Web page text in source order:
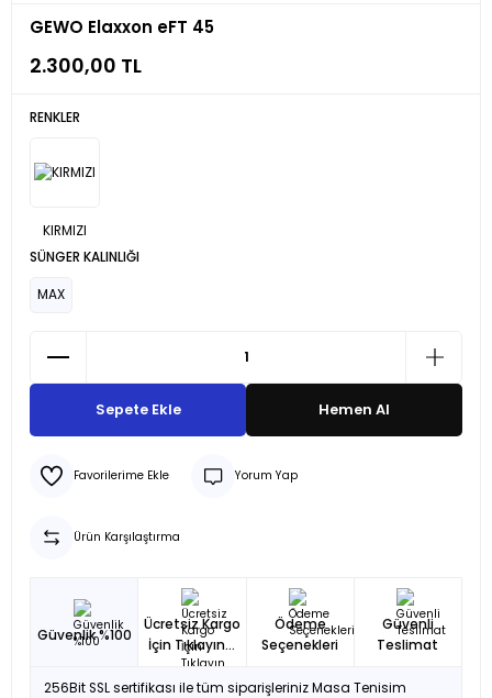
GEWO Elaxxon eFT 45
2.300,00 TL
RENKLER
SÜNGER KALINLIĞI
MAX
Sepete Ekle Hemen Al
Yorum Yap
Ürün Karşılaştırma
Güvenlik %100
Ücretsiz Kargo
İçin Tıklayın...
Ödeme
Seçenekleri
Güvenli
Teslimat
256Bit SSL sertifikası ile tüm siparişleriniz Masa Tenisim